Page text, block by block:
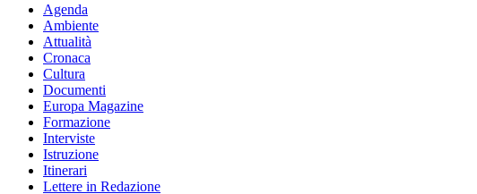
Agenda
Ambiente
Attualità
Cronaca
Cultura
Documenti
Europa Magazine
Formazione
Interviste
Istruzione
Itinerari
Lettere in Redazione